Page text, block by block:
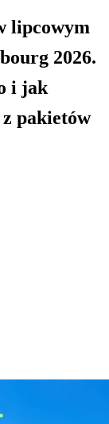
lipcowym
2026.
i jak
pakietów